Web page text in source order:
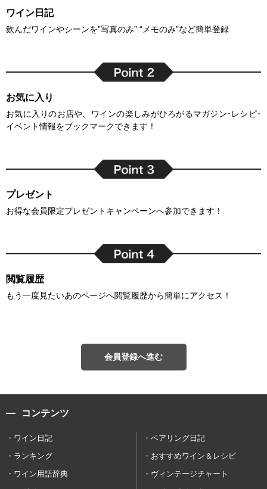
ワイン日記
飲んだワインやシーンを”写真のみ” “メモのみ”など簡単登録
お気に入り
お気に入りのお店や、ワインの楽しみがひろがるマガジン･レシピ･
イベント情報をブックマークできます！
プレゼント
お得な会員限定プレゼントキャンペーンへ参加できます！
閲覧履歴
もう一度見たいあのページへ閲覧履歴から簡単にアクセス！
会員登録へ進む
コンテンツ
ワイン日記
ペアリング日記
ランキング
おすすめワイン＆レシピ
ワイン用語辞典
ヴィンテージチャート